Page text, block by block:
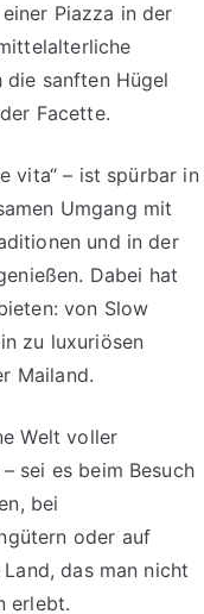
Piazza in der
sanften Hügel
Facette.
vita“ – ist spürbar in
Umgang mit
und in der
Dabei hat
von Slow
zu luxuriösen
Mailand.
Welt voller
sei es beim Besuch
bei
oder auf
das man nicht
erlebt.